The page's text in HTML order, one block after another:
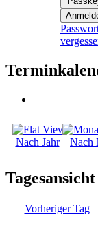
Nach Jahr Nach
Tagesansicht
Vorheriger Tag